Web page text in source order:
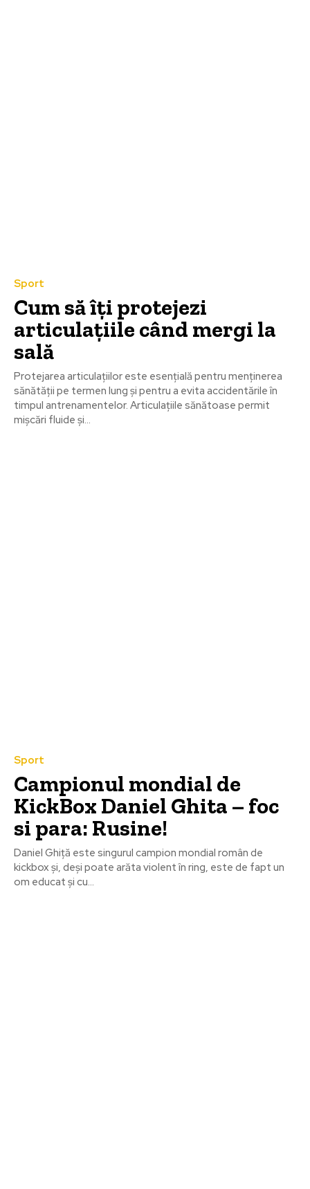
Sport
Cum să îți protejezi
articulațiile când mergi la
sală
Protejarea articulațiilor este esențială pentru menținerea
sănătății pe termen lung și pentru a evita accidentările în
timpul antrenamentelor. Articulațiile sănătoase permit
mișcări fluide și...
Sport
Campionul mondial de
KickBox Daniel Ghita – foc
si para: Rusine!
Daniel Ghiță este singurul campion mondial român de
kickbox și, deși poate arăta violent în ring, este de fapt un
om educat și cu...